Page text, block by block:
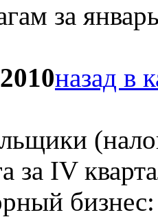
за
2010назад в
за IV
бизнес: